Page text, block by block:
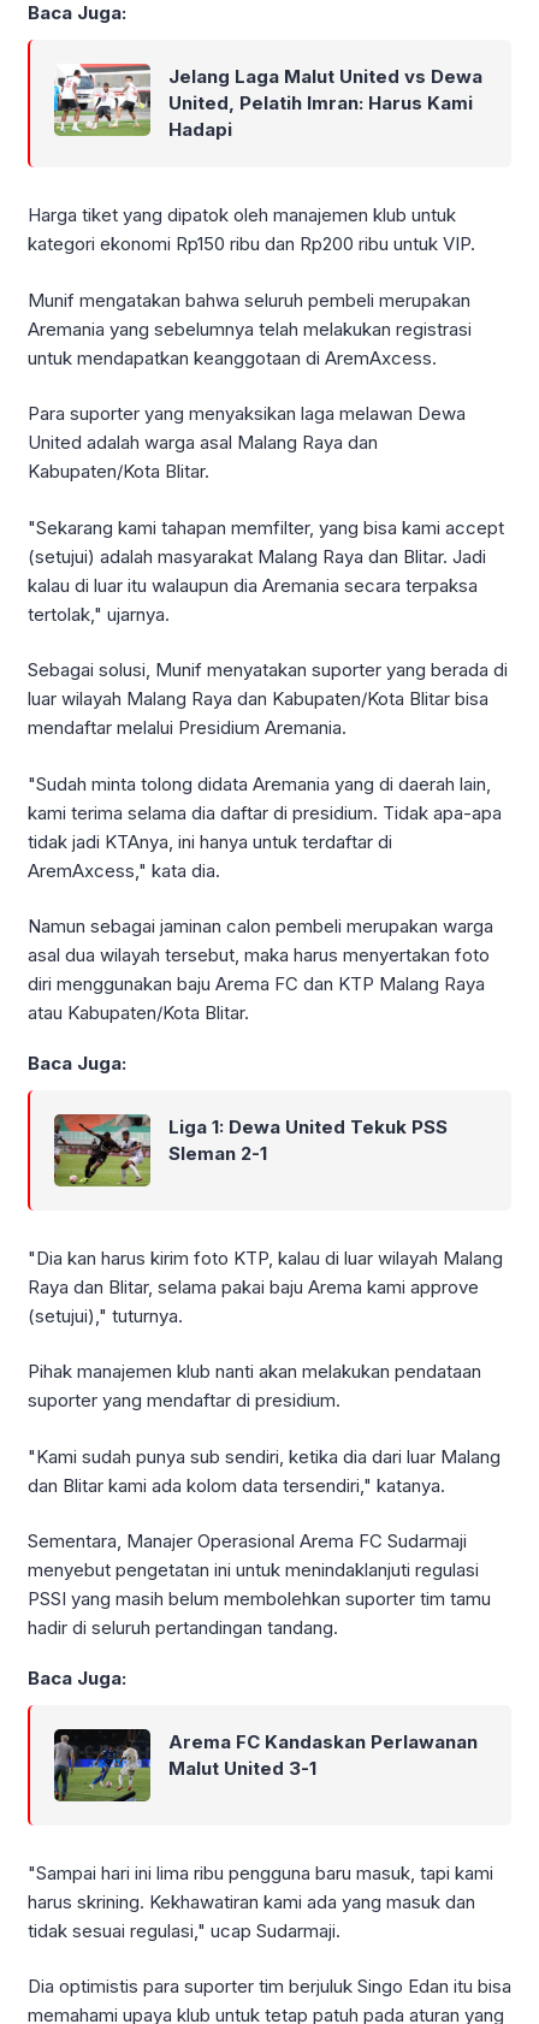
Baca Juga:
Jelang Laga Malut United vs Dewa
United, Pelatih Imran: Harus Kami
Hadapi
Harga tiket yang dipatok oleh manajemen klub untuk
kategori ekonomi Rp150 ribu dan Rp200 ribu untuk VIP.
Munif mengatakan bahwa seluruh pembeli merupakan
Aremania yang sebelumnya telah melakukan registrasi
untuk mendapatkan keanggotaan di AremAxcess.
Para suporter yang menyaksikan laga melawan Dewa
United adalah warga asal Malang Raya dan
Kabupaten/Kota Blitar.
"Sekarang kami tahapan memfilter, yang bisa kami accept
(setujui) adalah masyarakat Malang Raya dan Blitar. Jadi
kalau di luar itu walaupun dia Aremania secara terpaksa
tertolak," ujarnya.
Sebagai solusi, Munif menyatakan suporter yang berada di
luar wilayah Malang Raya dan Kabupaten/Kota Blitar bisa
mendaftar melalui Presidium Aremania.
"Sudah minta tolong didata Aremania yang di daerah lain,
kami terima selama dia daftar di presidium. Tidak apa-apa
tidak jadi KTAnya, ini hanya untuk terdaftar di
AremAxcess," kata dia.
Namun sebagai jaminan calon pembeli merupakan warga
asal dua wilayah tersebut, maka harus menyertakan foto
diri menggunakan baju Arema FC dan KTP Malang Raya
atau Kabupaten/Kota Blitar.
Baca Juga:
Liga 1: Dewa United Tekuk PSS
Sleman 2-1
"Dia kan harus kirim foto KTP, kalau di luar wilayah Malang
Raya dan Blitar, selama pakai baju Arema kami approve
(setujui)," tuturnya.
Pihak manajemen klub nanti akan melakukan pendataan
suporter yang mendaftar di presidium.
"Kami sudah punya sub sendiri, ketika dia dari luar Malang
dan Blitar kami ada kolom data tersendiri," katanya.
Sementara, Manajer Operasional Arema FC Sudarmaji
menyebut pengetatan ini untuk menindaklanjuti regulasi
PSSI yang masih belum membolehkan suporter tim tamu
hadir di seluruh pertandingan tandang.
Baca Juga:
Arema FC Kandaskan Perlawanan
Malut United 3-1
"Sampai hari ini lima ribu pengguna baru masuk, tapi kami
harus skrining. Kekhawatiran kami ada yang masuk dan
tidak sesuai regulasi," ucap Sudarmaji.
Dia optimistis para suporter tim berjuluk Singo Edan itu bisa
memahami upaya klub untuk tetap patuh pada aturan yang